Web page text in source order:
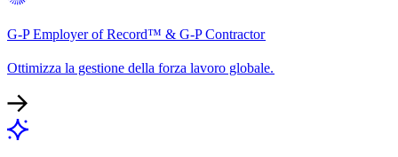
G-P Employer of Record™ & G-P Contractor​​
Ottimizza la gestione della forza lavoro globale.​​